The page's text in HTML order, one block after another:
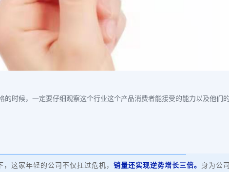
的时候，一定要仔细观察这个行业这个产品消费者能接受的能力以及他们
这家年轻的公司不仅扛过危机， 销量还实现逆势增长三倍。 身为公